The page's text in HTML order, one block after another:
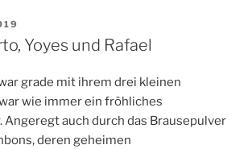
Yoyes und Rafael
grade mit ihrem drei kleinen
wie immer ein fröhliches
Angeregt auch durch das Brausepulver
deren geheimen